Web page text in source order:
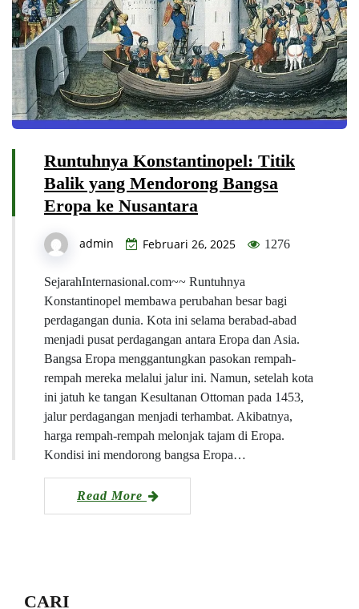
Runtuhnya Konstantinopel: Titik
Balik yang Mendorong Bangsa
Eropa ke Nusantara
admin Februari 26, 2025 1276
SejarahInternasional.com~~ Runtuhnya
Konstantinopel membawa perubahan besar bagi
perdagangan dunia. Kota ini selama berabad-abad
menjadi pusat perdagangan antara Eropa dan Asia.
Bangsa Eropa menggantungkan pasokan rempah-
rempah mereka melalui jalur ini. Namun, setelah kota
ini jatuh ke tangan Kesultanan Ottoman pada 1453,
jalur perdagangan menjadi terhambat. Akibatnya,
harga rempah-rempah melonjak tajam di Eropa.
Kondisi ini mendorong bangsa Eropa…
Read More
CARI